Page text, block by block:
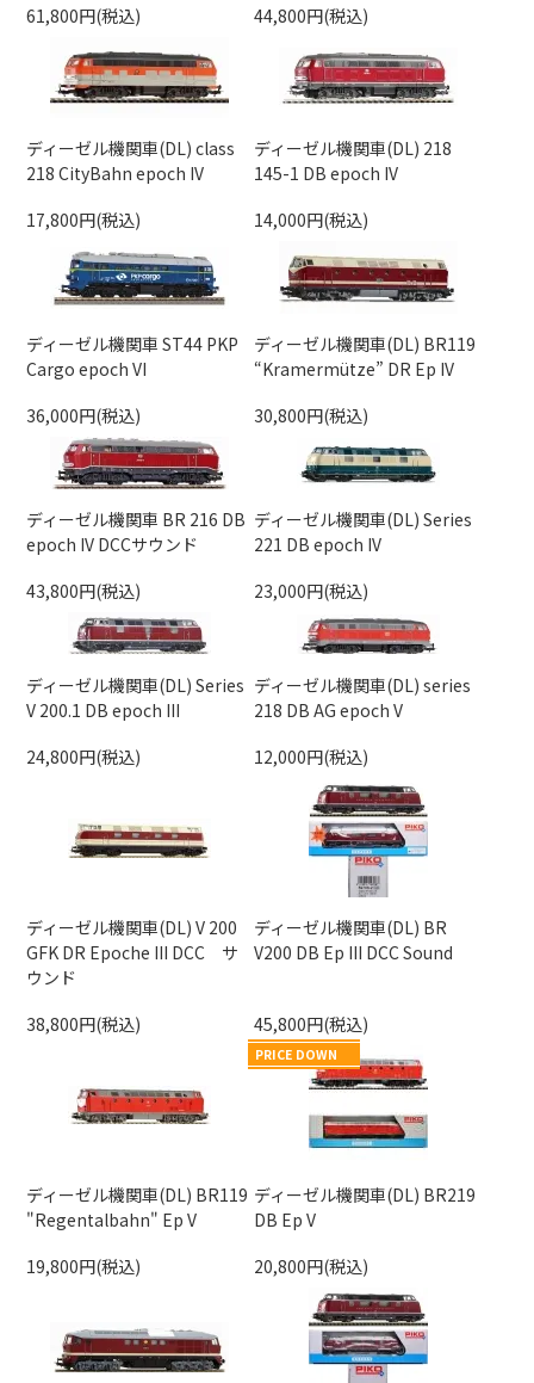
61,800円(税込)
44,800円(税込)
ディーゼル機関車(DL) class
218 CityBahn epoch IV
17,800円(税込)
ディーゼル機関車(DL) 218
145-1 DB epoch IV
14,000円(税込)
ディーゼル機関車 ST44 PKP
Cargo epoch VI
36,000円(税込)
ディーゼル機関車(DL) BR119
“Kramermütze” DR Ep IV
30,800円(税込)
ディーゼル機関車 BR 216 DB
epoch IV DCCサウンド
43,800円(税込)
ディーゼル機関車(DL) Series
221 DB epoch IV
23,000円(税込)
ディーゼル機関車(DL) Series
V 200.1 DB epoch III
24,800円(税込)
ディーゼル機関車(DL) series
218 DB AG epoch V
12,000円(税込)
ディーゼル機関車(DL) V 200
GFK DR Epoche III DCC サ
ウンド
38,800円(税込)
ディーゼル機関車(DL) BR
V200 DB Ep III DCC Sound
45,800円(税込)
ディーゼル機関車(DL) BR119
"Regentalbahn" Ep V
19,800円(税込)
PRICE DOWN
ディーゼル機関車(DL) BR219
DB Ep V
20,800円(税込)